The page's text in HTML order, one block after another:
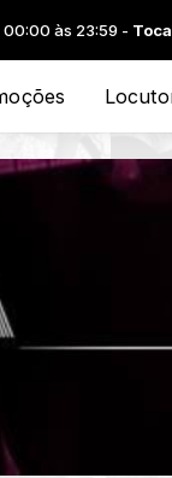
agora: BLUE